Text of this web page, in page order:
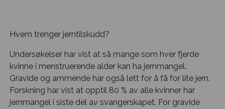
Hvem trenger jerntilskudd?
Undersøkelser har vist at så mange som hver fjerde
kvinne i menstruerende alder kan ha jernmangel.
Gravide og ammende har også lett for å få for lite jern.
Forskning har vist at opptil 80 % av alle kvinner har
jernmangel i siste del av svangerskapet. For gravide